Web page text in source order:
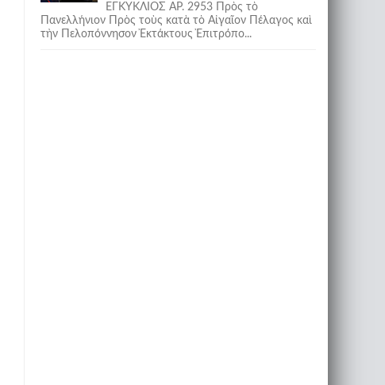
ΕΓΚΥΚΛΙΟΣ ΑΡ. 2953 Πρὸς τὸ
Πανελλήνιον Πρὸς τοὺς κατὰ τὸ Αἰγαῖον Πέλαγος καὶ
τὴν Πελοπόννησον Ἐκτάκτους Ἐπιτρόπο...